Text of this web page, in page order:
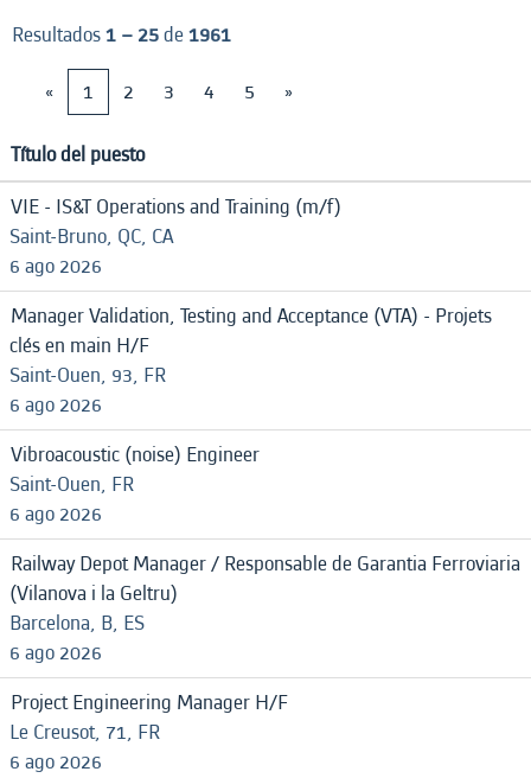
Resultados1 – 25de1961
«
1 2 3 4 5 »
Título del puesto
VIE - IS&T Operations and Training (m/f)
Saint-Bruno, QC, CA
6 ago 2026
Manager Validation, Testing and Acceptance (VTA) - Projets
clés en main H/F
Saint-Ouen, 93, FR
6 ago 2026
Vibroacoustic (noise) Engineer
Saint-Ouen, FR
6 ago 2026
Railway Depot Manager / Responsable de Garantia Ferroviaria
(Vilanova i la Geltru)
Barcelona, B, ES
6 ago 2026
Project Engineering Manager H/F
Le Creusot, 71, FR
6 ago 2026